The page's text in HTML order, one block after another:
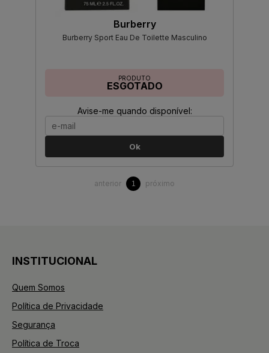
Burberry
Burberry Sport Eau De Toilette Masculino
PRODUTO
ESGOTADO
Avise-me quando disponível:
Ok
anterior 1 próximo
INSTITUCIONAL
Quem Somos
Política de Privacidade
Segurança
Política de Troca